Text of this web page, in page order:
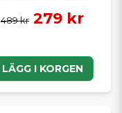
489 kr 279 kr
LÄGG I KORGEN